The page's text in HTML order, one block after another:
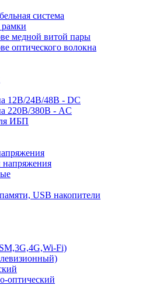
система
рамки
медной витой пары
оптического волокна
12В/24В/48В - DC
220В/380В - AC
ИБП
напряжения
USB накопители
Fi)
оптический